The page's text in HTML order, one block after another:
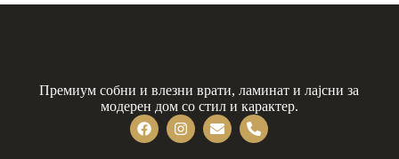
Премиум собни и влезни врати, ламинат и лајсни за
модерен дом со стил и карактер.